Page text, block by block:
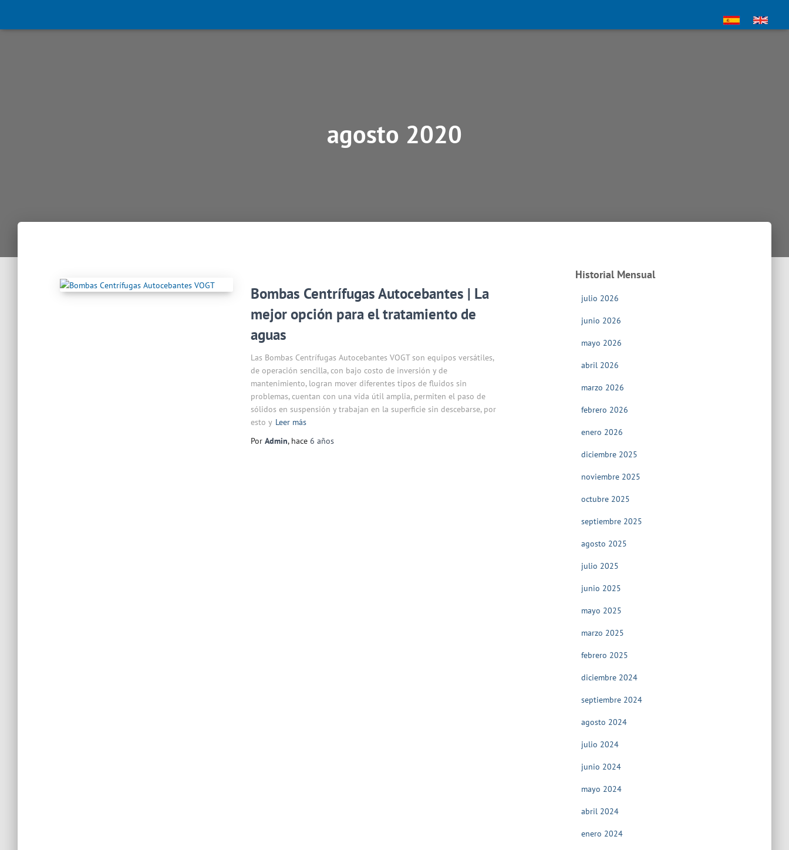
agosto 2020
Bombas Centrífugas Autocebantes | La
mejor opción para el tratamiento de
aguas
Las Bombas Centrífugas Autocebantes VOGT son equipos versátiles,
de operación sencilla, con bajo costo de inversión y de
mantenimiento, logran mover diferentes tipos de fluidos sin
problemas, cuentan con una vida útil amplia, permiten el paso de
sólidos en suspensión y trabajan en la superficie sin descebarse, por
esto y Leer más
Por Admin, hace 6 años
Historial Mensual
julio 2026
junio 2026
mayo 2026
abril 2026
marzo 2026
febrero 2026
enero 2026
diciembre 2025
noviembre 2025
octubre 2025
septiembre 2025
agosto 2025
julio 2025
junio 2025
mayo 2025
marzo 2025
febrero 2025
diciembre 2024
septiembre 2024
agosto 2024
julio 2024
junio 2024
mayo 2024
abril 2024
enero 2024